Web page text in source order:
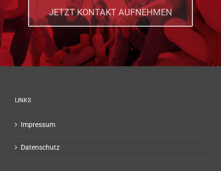
JETZT KONTAKT AUFNEHMEN
LINKS
Impressum
Datenschutz